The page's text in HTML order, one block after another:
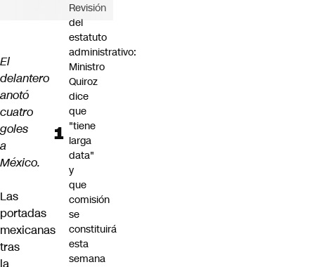
El
delantero
anotó
cuatro
goles
a
México.
Las
portadas
mexicanas
tras
la
Revisión
del
estatuto
administrativo:
Ministro
Quiroz
dice
que
"tiene
larga
data"
y
que
comisión
se
constituirá
esta
semana